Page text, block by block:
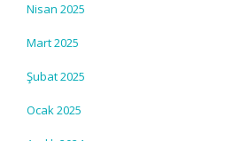
Nisan 2025
Mart 2025
Şubat 2025
Ocak 2025